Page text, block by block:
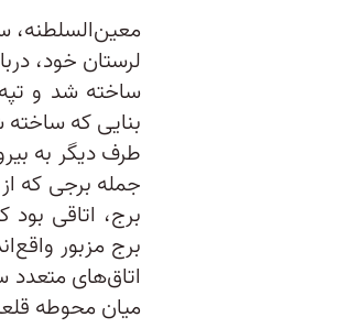
لرستان خود،
بنایی که
طرف دیگر به
جمله برجی که
برج، اتاقی
برج مزبور
اتاق‌های متعدد
میان محوطه